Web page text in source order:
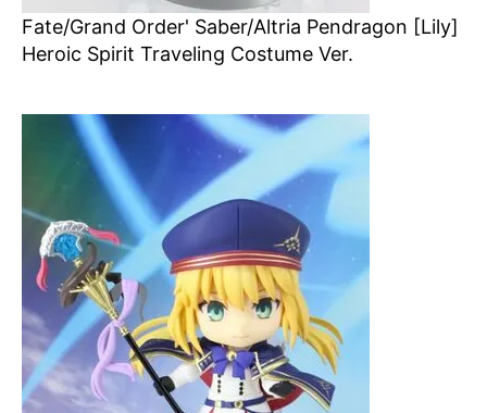
Fate/Grand Order' Saber/Altria Pendragon [Lily]
Heroic Spirit Traveling Costume Ver.